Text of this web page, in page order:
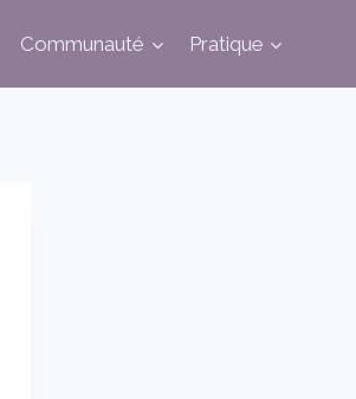
Communauté Pratique